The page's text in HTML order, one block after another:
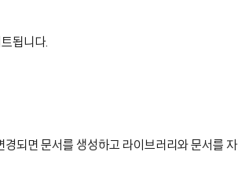
됩니다.
면 문서를 생성하고 라이브러리와 문서를 자